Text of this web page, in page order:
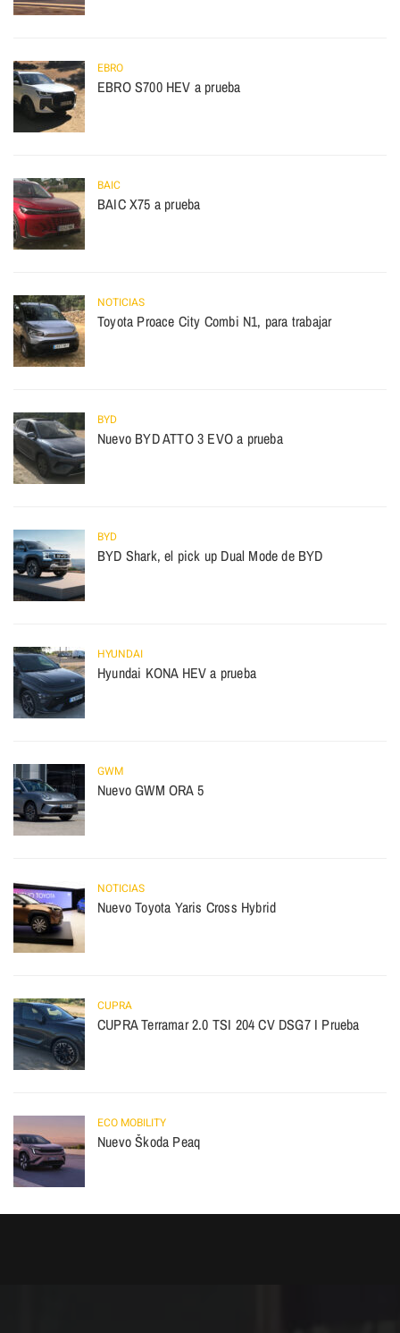
EBRO
EBRO S700 HEV a prueba
BAIC
BAIC X75 a prueba
NOTICIAS
Toyota Proace City Combi N1, para trabajar
BYD
Nuevo BYD ATTO 3 EVO a prueba
BYD
BYD Shark, el pick up Dual Mode de BYD
HYUNDAI
Hyundai KONA HEV a prueba
GWM
Nuevo GWM ORA 5
NOTICIAS
Nuevo Toyota Yaris Cross Hybrid
CUPRA
CUPRA Terramar 2.0 TSI 204 CV DSG7 I Prueba
ECO MOBILITY
Nuevo Škoda Peaq